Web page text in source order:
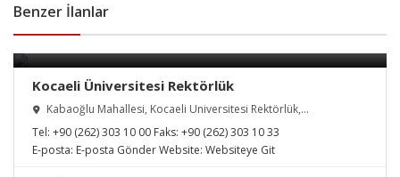
Benzer İlanlar
Kocaeli Üniversitesi Rektörlük
Kabaoğlu Mahallesi, Kocaeli Üniversitesi Rektörlük,
Tel: +90 (262) 303 10 00 Faks: +90 (262) 303 10 33
E-posta: E-posta GönderWebsite: Websiteye Git